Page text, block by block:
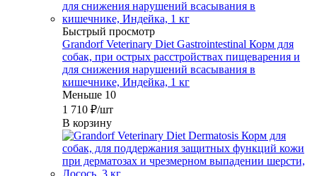
Быстрый просмотр
Grandorf Veterinary Diet Gastrointestinal Корм для
собак, при острых расстройствах пищеварения и
для снижения нарушений всасывания в
кишечнике, Индейка, 1 кг
Меньше 10
1 710 ₽/шт
В корзину